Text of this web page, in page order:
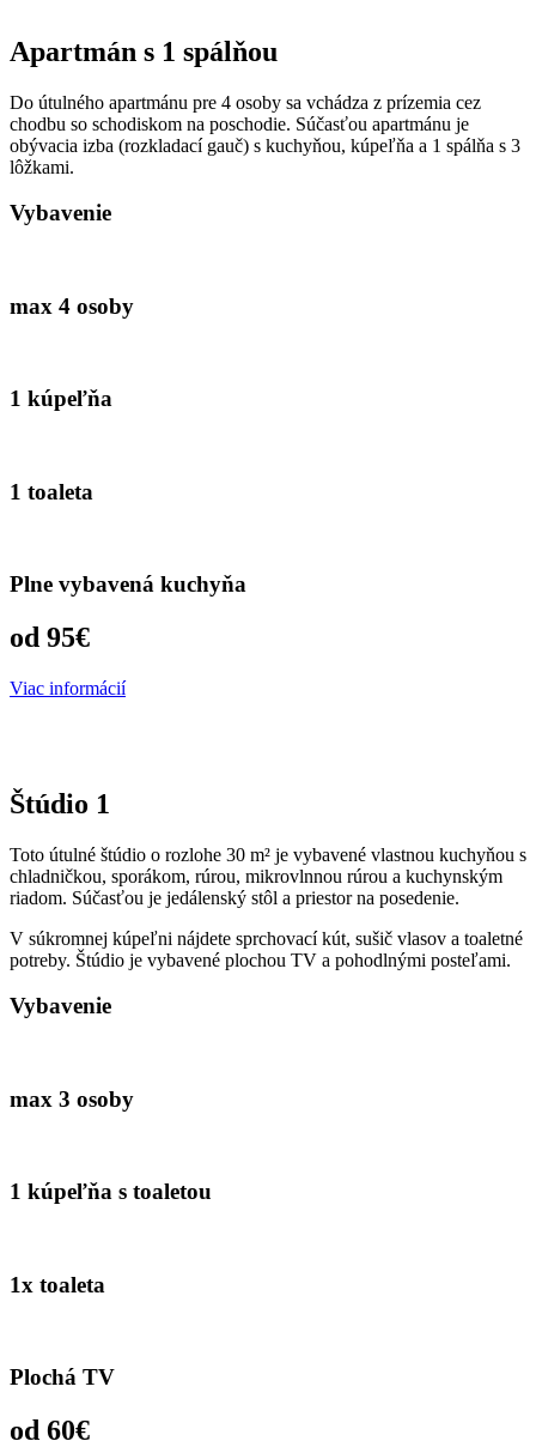
Apartmán s 1 spálňou
Do útulného apartmánu pre 4 osoby sa vchádza z prízemia cez
chodbu so schodiskom na poschodie. Súčasťou apartmánu je
obývacia izba (rozkladací gauč) s kuchyňou, kúpeľňa a 1 spálňa s 3
lôžkami.
Vybavenie
max 4 osoby
1 kúpeľňa
1 toaleta
Plne vybavená kuchyňa
od 95€
Viac informácií
Štúdio 1
Toto útulné štúdio o rozlohe 30 m² je vybavené vlastnou kuchyňou s
chladničkou, sporákom, rúrou, mikrovlnnou rúrou a kuchynským
riadom. Súčasťou je jedálenský stôl a priestor na posedenie.
V súkromnej kúpeľni nájdete sprchovací kút, sušič vlasov a toaletné
potreby. Štúdio je vybavené plochou TV a pohodlnými posteľami.
Vybavenie
max 3 osoby
1 kúpeľňa s toaletou
1x toaleta
Plochá TV
od 60€